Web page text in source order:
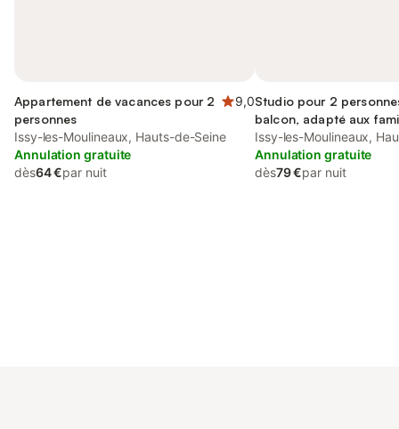
Appartement de vacances pour 2
personnes
9,0
Issy-les-Moulineaux, Hauts-de-Seine
Annulation gratuite
dès64 €par nuit
Studio pour 2
balcon, adapté aux
Issy-les-Moulineaux,
Annulation gratuite
dès79 €par nuit